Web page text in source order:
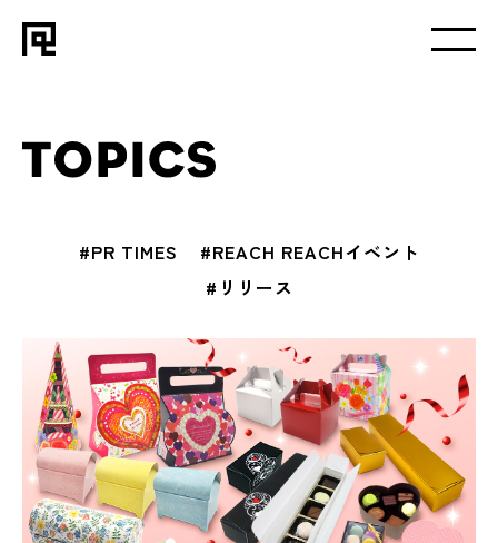
#PR TIMES
#REACH REACHイベント
#リリース